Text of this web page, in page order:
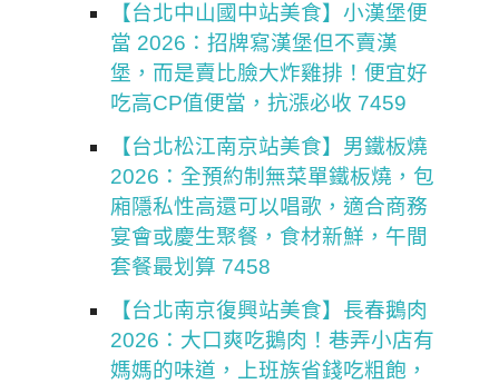
【台北中山國中站美食】小漢堡便
當 2026：招牌寫漢堡但不賣漢
堡，而是賣比臉大炸雞排！便宜好
吃高CP值便當，抗漲必收 7459
【台北松江南京站美食】男鐵板燒
2026：全預約制無菜單鐵板燒，包
廂隱私性高還可以唱歌，適合商務
宴會或慶生聚餐，食材新鮮，午間
套餐最划算 7458
【台北南京復興站美食】長春鵝肉
2026：大口爽吃鵝肉！巷弄小店有
媽媽的味道，上班族省錢吃粗飽，